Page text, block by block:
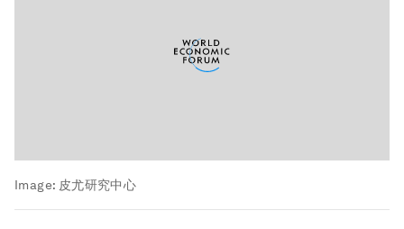
Image: 皮尤研究中心